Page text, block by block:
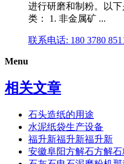
进行研磨和制粉。以
类： 1. 非金属矿 ...
联系电话: 180 3780
Menu
相关文章
石头造纸的用途
水泥纸袋生产设备
福升新福升新福升新
安徽阜阳方解石方解